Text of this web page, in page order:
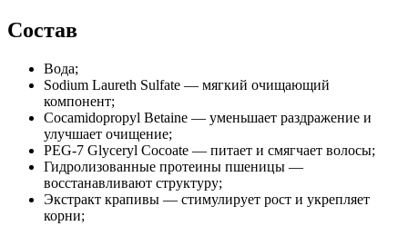
Состав
Вода;
Sodium Laureth Sulfate — мягкий очищающий
компонент;
Cocamidopropyl Betaine — уменьшает раздражение и
улучшает очищение;
PEG-7 Glyceryl Cocoate — питает и смягчает волосы;
Гидролизованные протеины пшеницы —
восстанавливают структуру;
Экстракт крапивы — стимулирует рост и укрепляет
корни;